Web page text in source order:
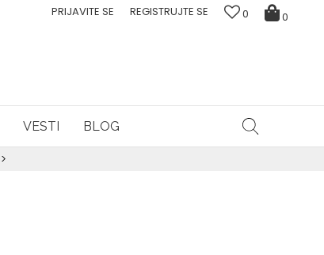
0
0
PRIJAVITE SE REGISTRUJTE SE
VESTI BLOG
>